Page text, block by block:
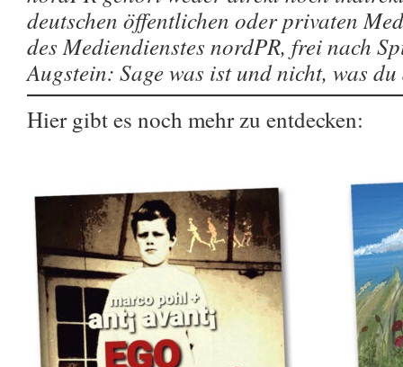
deutschen öffentlichen oder privaten
des Mediendienstes nordPR, frei nach
Augstein: Sage was ist und nicht, was
Hier gibt es noch mehr zu entdecken: